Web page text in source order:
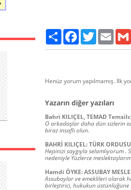
Paylaş FacebookTwitter Email
Henüz yorum yapılmamış. İlk
Yazarın diğer yazıları
Bahri KILIÇEL, TEMAD
O arkadaşlar daha dün sizlerin
biraz insaflı olun.
BAHRİ KILIÇEL: TÜRK
Hepinizi saygıyla selamlıyorum .
nedeniyle Yüzlerce
Hamdi ÖYKE: ASSUBAY
Assubaylar ve emeklileri olarak
birleştirici, hukukun üstünlüğüne